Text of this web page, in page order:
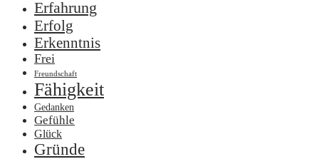
Erfahrung
Erfolg
Erkenntnis
Frei
Freundschaft
Fähigkeit
Gedanken
Gefühle
Glück
Gründe